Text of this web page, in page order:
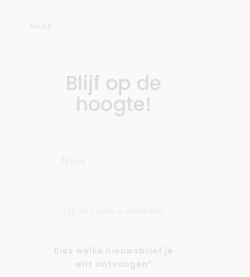
SHOP
Blijf op de
hoogte!
Kies welke nieuwsbrief je
wilt ontvangen*